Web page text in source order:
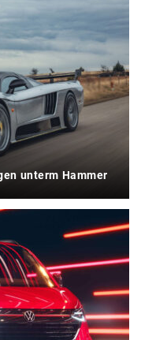
unterm Hammer